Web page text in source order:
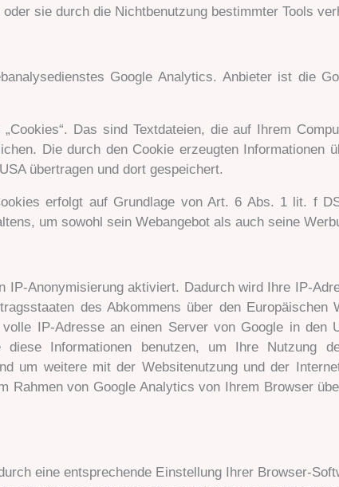
sie durch die Nichtbenutzung bestimmter Tools
Google Analytics. Anbieter ist die
Das sind Textdateien, die auf Ihrem
Die durch den Cookie erzeugten Informationen
übertragen und dort gespeichert.
erfolgt auf Grundlage von Art. 6 Abs. 1 lit. f
um sowohl sein Webangebot als auch seine
IP-Anonymisierung aktiviert. Dadurch wird Ihre IP-
des Abkommens über den
IP-Adresse an einen Server von Google in den
diese Informationen benutzen, um Ihre Nutzung
um weitere mit der Websitenutzung und der
Rahmen von Google Analytics von Ihrem Browser
eine entsprechende Einstellung Ihrer Browser-